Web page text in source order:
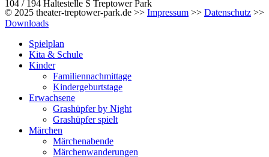
104 / 194 Haltestelle S Treptower Park
© 2025 theater-treptower-park.de >> Impressum >> Datenschutz >>
Downloads
Spielplan
Kita & Schule
Kinder
Familiennachmittage
Kindergeburtstage
Erwachsene
Grashüpfer by Night
Grashüpfer spielt
Märchen
Märchenabende
Märchenwanderungen